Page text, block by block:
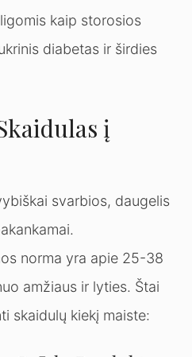
kaip storosios
diabetas ir širdies
į
svarbios, daugelis
norma yra apie 25-38
amžiaus ir lyties. Štai
skaidulų kiekį maiste: